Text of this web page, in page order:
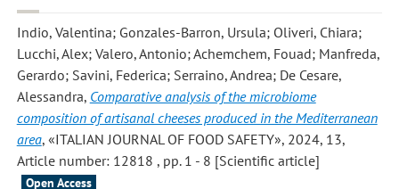
Indio, Valentina; Gonzales-Barron, Ursula; Oliveri, Chiara;
Lucchi, Alex; Valero, Antonio; Achemchem, Fouad; Manfreda,
Gerardo; Savini, Federica; Serraino, Andrea; De Cesare,
Alessandra, Comparative analysis of the microbiome
composition of artisanal cheeses produced in the Mediterranean
area, «ITALIAN JOURNAL OF FOOD SAFETY», 2024, 13,
Article number: 12818 , pp. 1 - 8 [Scientific article]
Open Access